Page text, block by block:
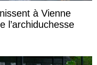
à Vienne
l’archiduchesse